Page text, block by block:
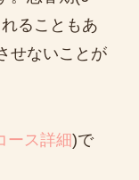
ることもあ
せないことが
ース詳細)で